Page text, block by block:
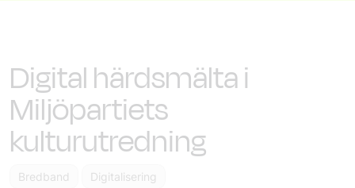
Digital härdsmälta i
Miljöpartiets
kulturutredning
Bredband Digitalisering